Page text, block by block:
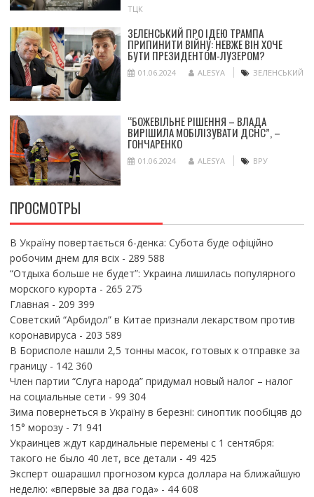
ТЦК
ЗЕЛЕНСЬКИЙ ПРО ІДЕЮ ТРАМПА
ПРИПИНИТИ ВІЙНУ: НЕВЖЕ ВІН ХОЧЕ
БУТИ ПРЕЗИДЕНТОМ-ЛУЗЕРОМ?
01.06.2024 ALESYA ЗЕЛЕНСЬКИЙ
“БОЖЕВІЛЬНЕ РІШЕННЯ – ВЛАДА
ВИРІШИЛА МОБІЛІЗУВАТИ ДСНС”, –
ГОНЧАРЕНКО
01.06.2024 ALESYA ВРУ
ПРОСМОТРЫ
В Україну повертається 6-денка: Субота буде офіційно
робочим днем для всіх- 289 588
“Отдыха больше не будет”: Украина лишилась популярного
морского курорта - 265 275
Главная - 209 399
Советский “Арбидол” в Китае признали лекарством против
коронавируса - 203 589
В Борисполе нашли 2,5 тонны масок, готовых к отправке за
границу- 142 360
Член партии “Слуга народа” придумал новый налог – налог
на социальные сети - 99 304
Зима повернеться в Україну в березні: синоптик пообіцяв до
15° морозу- 71 941
Украинцев ждут кардинальные перемены с 1 сентября:
такого не было 40 лет, все детали - 49 425
Эксперт ошарашил прогнозом курса доллара на ближайшую
неделю: «впервые за два года»- 44 608